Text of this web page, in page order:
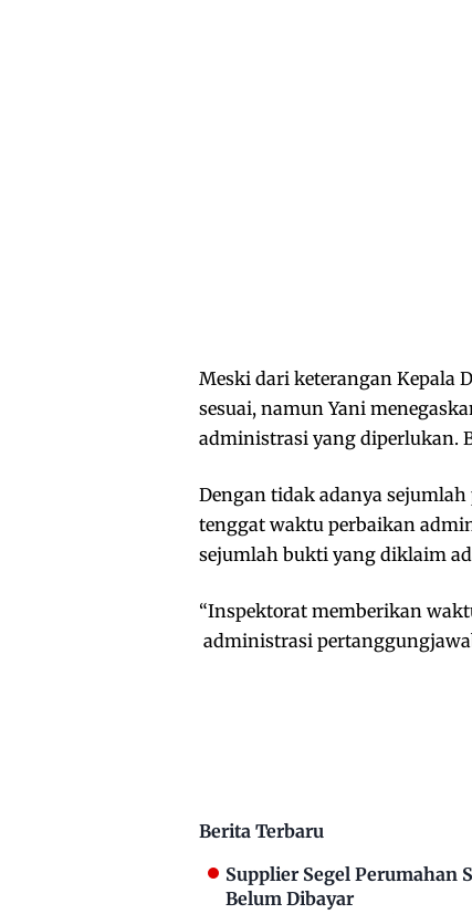
Meski dari keterangan Kepala
sesuai, namun Yani
administrasi yang diperlukan.
Dengan tidak adanya
tenggat waktu perbaikan
sejumlah bukti yang diklaim
“Inspektorat memberikan
administrasi
Berita Terbaru
Supplier Segel Perumahan
Belum Dibayar